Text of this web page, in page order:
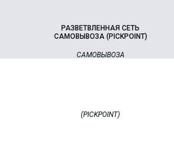
РАЗВЕТВЛЕННАЯ СЕТЬ
САМОВЫВОЗА (PICKPOINT)